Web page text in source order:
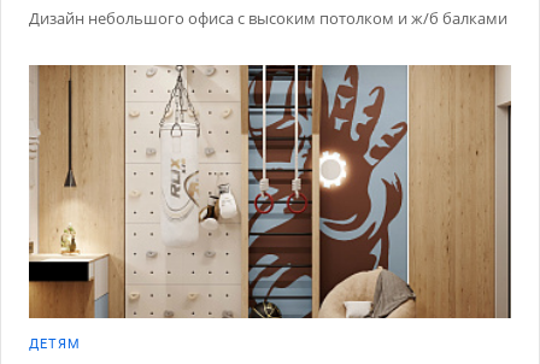
Дизайн небольшого офиса с высоким потолком и ж/б балками
ДЕТЯМ